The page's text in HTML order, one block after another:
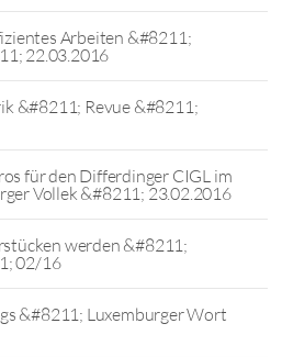
Arbeiten &#8211;
22.03.2016
&#8211; Revue &#8211;
für den Differdinger CIGL im
Vollek &#8211; 23.02.2016
werden &#8211;
02/16
&#8211; Luxemburger Wort